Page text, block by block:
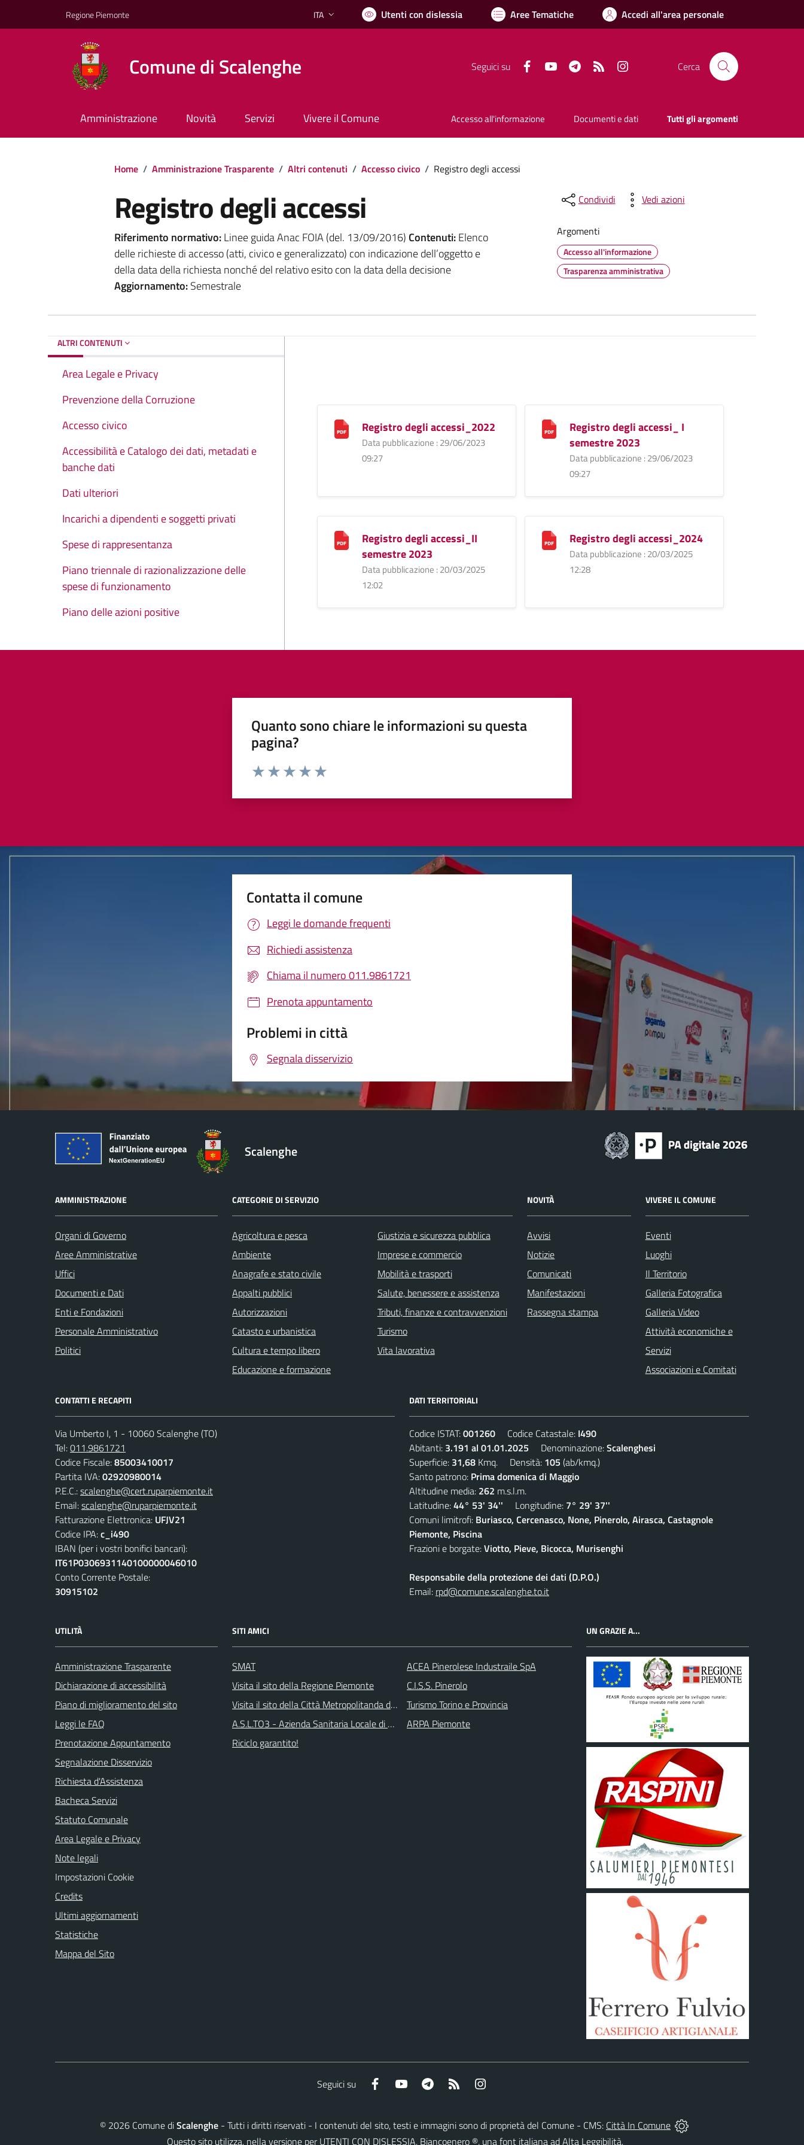
Regione Piemonte Lingua attiva:
ITA Utenti con dislessia Aree Tematiche Accedi all'area personale
Comune di Scalenghe Seguici su FacebookYouTube TelegramRSS Cerca
Amministrazione Novità Servizi Vivere il Comune Accesso all'informazione Documenti e dati Tutti gli argomenti
Home / Amministrazione Trasparente / Altri contenuti / Accesso civico / Registro degli accessi
Registro degli accessi
Riferimento normativo:Linee guida Anac FOIA (del. 13/09/2016) Contenuti:Elenco
delle richieste di accesso (atti, civico e generalizzato) con indicazione dell’oggetto e
della data della richiesta nonché del relativo esito con la data della decisione
Aggiornamento:Semestrale
Condividi Vedi azioni
Argomenti
Accesso all'informazione
Trasparenza amministrativa
ALTRI CONTENUTI
Area Legale e Privacy
Prevenzione della Corruzione
Accesso civico
Accessibilità e Catalogo dei dati, metadati e
banche dati
Dati ulteriori
Incarichi a dipendenti e soggetti privati
Spese di rappresentanza
Piano triennale di razionalizzazione delle
spese di funzionamento
Piano delle azioni positive
Registro degli accessi_2022
Data pubblicazione : 29/06/2023
09:27
Registro degli accessi_ I
semestre 2023
Data pubblicazione : 29/06/2023
09:27
Registro degli accessi_II
semestre 2023
Data pubblicazione : 20/03/2025
12:02
Registro degli accessi_2024
Data pubblicazione : 20/03/2025
12:28
Quanto sono chiare le informazioni su questa
pagina?
Valuta da 1 a 5 stelle la pagina
Contatta il comune
Leggi le domande frequenti
Richiedi assistenza
Chiama il numero 011.9861721
Prenota appuntamento
Problemi in città
Segnala disservizio
Scalenghe
AMMINISTRAZIONE
Organi di Governo
Aree Amministrative
Uffici
Documenti e Dati
Enti e Fondazioni
Personale Amministrativo
Politici
CATEGORIE DI SERVIZIO
Agricoltura e pesca
Ambiente
Anagrafe e stato civile
Appalti pubblici
Autorizzazioni
Catasto e urbanistica
Cultura e tempo libero
Educazione e formazione
Giustizia e sicurezza pubblica
Imprese e commercio
Mobilità e trasporti
Salute, benessere e assistenza
Tributi, finanze e contravvenzioni
Turismo
Vita lavorativa
NOVITÀ
Avvisi
Notizie
Comunicati
Manifestazioni
Rassegna stampa
VIVERE IL COMUNE
Eventi
Luoghi
Il Territorio
Galleria Fotografica
Galleria Video
Attività economiche e
Servizi
Associazioni e Comitati
CONTATTI E RECAPITI
Via Umberto I, 1 - 10060 Scalenghe (TO)
Tel:011.9861721
Codice Fiscale:85003410017
Partita IVA:02920980014
P.E.C.:scalenghe@cert.ruparpiemonte.it
Email:scalenghe@ruparpiemonte.it
Fatturazione Elettronica: UFJV21
Codice IPA:c_i490
IBAN (per i vostri bonifici bancari):
IT61P0306931140100000046010
Conto Corrente Postale:
30915102
DATI TERRITORIALI
Codice ISTAT:001260 Codice Catastale: I490
Abitanti: 3.191 al 01.01.2025 Denominazione:Scalenghesi
Superficie: 31,68 Kmq. Densità: 105 (ab/kmq.)
Santo patrono: Prima domenica di Maggio
Altitudine media: 262 m.s.l.m.
Latitudine:44° 53' 34'' Longitudine: 7° 29' 37''
Comuni limitrofi: Buriasco, Cercenasco, None, Pinerolo, Airasca, Castagnole
Piemonte, Piscina
Frazioni e borgate:Viotto, Pieve, Bicocca, Murisenghi
Responsabile della protezione dei dati (D.P.O.)
Email: rpd@comune.scalenghe.to.it
UTILITÀ
Amministrazione Trasparente
Dichiarazione di accessibilità
Piano di miglioramento del sito
Leggi le FAQ
Prenotazione Appuntamento
Segnalazione Disservizio
Richiesta d'Assistenza
Bacheca Servizi
Statuto Comunale
Area Legale e Privacy
Note legali
Impostazioni Cookie
Credits
Ultimi aggiornamenti
Statistiche
Mappa del Sito
SITI AMICI
SMAT
Visita il sito della Regione Piemonte
Visita il sito della Città Metropolitanda di Torino
A.S.L.TO3 - Azienda Sanitaria Locale di Collegno e Pinerolo
Riciclo garantito!
ACEA Pinerolese Industraile SpA
C.I.S.S. Pinerolo
Turismo Torino e Provincia
ARPA Piemonte
UN GRAZIE A...
Seguici su Facebook YouTube Telegram RSS
© 2026 Comune diScalenghe - Tutti i diritti riservati - I contenuti del sito, testi e immagini sono di proprietà del Comune - CMS: Città In Comune
Questo sito utilizza, nella versione per UTENTI CON DISLESSIA, Biancoenero ®, una font italiana ad Alta Leggibilità.